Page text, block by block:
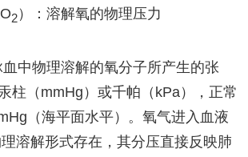
2）：溶解氧的物理压力
中物理溶解的氧分子所产生的张
柱（mmHg）或千帕（kPa），正常
（海平面水平）。氧气进入血液
溶解形式存在，其分压直接反映肺